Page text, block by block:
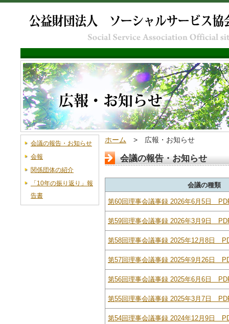
会議の報告・お知らせ
会報
関係団体の紹介
「10年の振り返り」報
告書
ホーム > 広報・お知らせ
会議の報告・お知らせ
会議の種類
第60回理事会議事録 2026年6月5日
第59回理事会議事録 2026年3月9日
第58回理事会議事録 2025年12月8日
第57回理事会議事録 2025年9月26日
第56回理事会議事録 2025年6月6日
第55回理事会議事録 2025年3月7日
第54回理事会議事録 2024年12月9日